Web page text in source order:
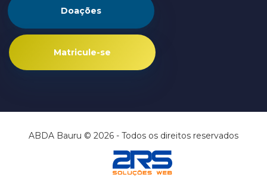
Doações
Matricule-se
ABDA Bauru © 2026 - Todos os direitos reservados